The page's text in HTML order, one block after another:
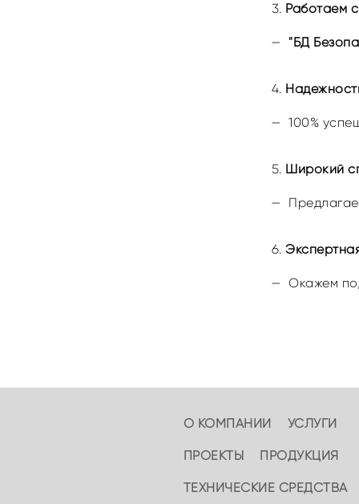
Работаем
"БД
100%
Широкий
Окажем
О КОМПАНИИ УСЛУГИ
ПРОЕКТЫ ПРОДУКЦИЯ
ТЕХНИЧЕСКИЕ СРЕДСТВА